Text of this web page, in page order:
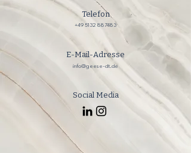
Telefon
+49 5132 887483
E-Mail-Adresse
info@geese-dt.de
Social Media